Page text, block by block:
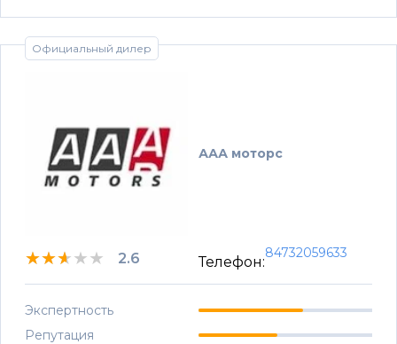
Официальный дилер
ААА моторс
★★★★★
★★★★★
★★★★★ 2.6 Телефон:
84732059633
Экспертность
Репутация